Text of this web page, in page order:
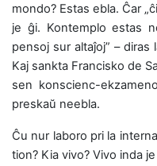
mondo? Estas ebla. Ĉar
je ĝi. Kontemplo estas
pensoj sur altaĵoj” –
Kaj sankta Francisko de
sen konscienc-
preskaŭ neebla.
Ĉu nur laboro pri la
tion? Kia vivo? Vivo inda